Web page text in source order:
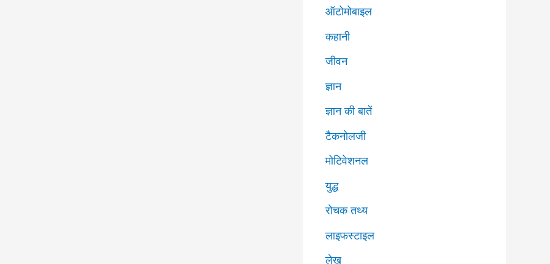
ऑटोमोबाइल
कहानी
जीवन
ज्ञान
ज्ञान की बातें
टैकनोलजी
मोटिवेशनल
युद्ध
रोचक तथ्य
लाइफस्टाइल
लेख